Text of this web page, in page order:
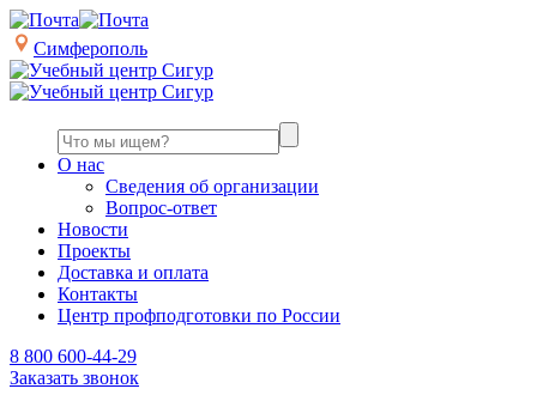
Симферополь
О нас
Сведения об организации
Вопрос-ответ
Новости
Проекты
Доставка и оплата
Контакты
Центр профподготовки по России
8 800 600-44-29
Заказать звонок